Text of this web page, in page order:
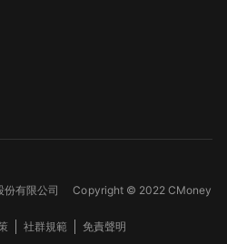
份有限公司Copyright © 2022 CMoney
社群規範 免責聲明